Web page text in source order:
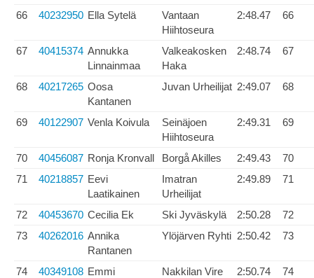
66 40232950 Ella Sytelä
Vantaan
Hiihtoseura
2:48.47 66
67 40415374 Annukka
Linnainmaa
Valkeakosken
Haka
2:48.74 67
68 40217265 Oosa
Kantanen
Juvan Urheilijat 2:49.07 68
69 40122907 Venla Koivula
Seinäjoen
Hiihtoseura
2:49.31 69
70 40456087 Ronja Kronvall Borgå Akilles 2:49.43
70
71
40218857 Eevi
Laatikainen
Imatran
Urheilijat
2:49.89 71
72 40453670 Cecilia Ek Ski Jyväskylä 2:50.28
72
73
40262016 Annika
Rantanen
Ylöjärven Ryhti 2:50.42 73
74 40349108 Emmi
Nakkilan Vire 2:50.74 74